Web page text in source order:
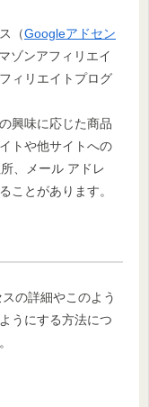
（Googleアドセン
ゾンアフィリエイ
ィリエイトプログ
興味に応じた商品
トや他サイトへの
、メール アドレ
ことがあります。
の詳細やこのよう
うにする方法につ